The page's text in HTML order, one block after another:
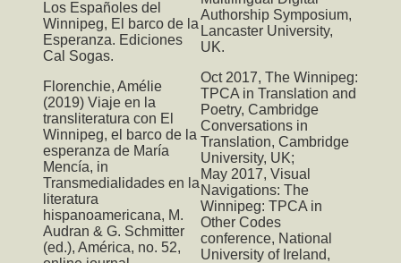
Los Españoles del
Winnipeg, El barco de la
Esperanza. Ediciones
Cal Sogas.
Florenchie, Amélie
(2019) Viaje en la
transliteratura con El
Winnipeg, el barco de la
esperanza de María
Mencía, in
Transmedialidades en la
literatura
hispanoamericana, M.
Audran & G. Schmitter
(ed.), América, no. 52,
Authorship Symposium,
Lancaster University,
UK.
Oct 2017, The Winnipeg:
TPCA in Translation and
Poetry, Cambridge
Conversations in
Translation, Cambridge
University, UK;
May 2017, Visual
Navigations: The
Winnipeg: TPCA in
Other Codes
conference, National
University of Ireland,